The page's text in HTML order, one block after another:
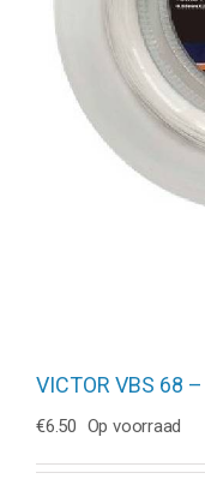
VICTOR VBS 68
€6.50 Op voorraad